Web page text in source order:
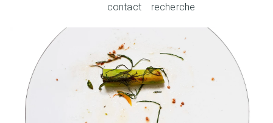
contact recherche